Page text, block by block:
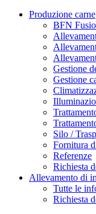
Produzione carne
BFN
Gestione
Gestione
Silo /
Fornitura
Referenze
Richiesta
Allevamento di
Tutte le
Richiesta